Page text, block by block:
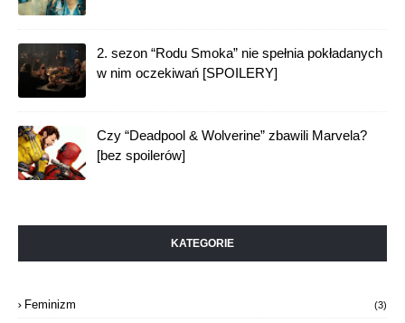
2. sezon “Rodu Smoka” nie spełnia pokładanych
w nim oczekiwań [SPOILERY]
Czy “Deadpool & Wolverine” zbawili Marvela?
[bez spoilerów]
KATEGORIE
Feminizm (3)